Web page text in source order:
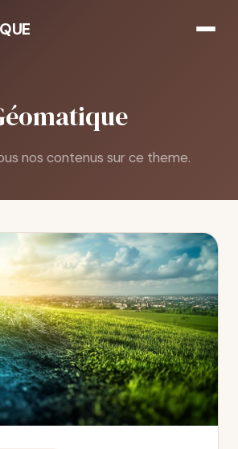
nos contenus sur ce theme.